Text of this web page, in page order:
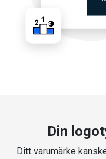
Din
Ditt varumärke